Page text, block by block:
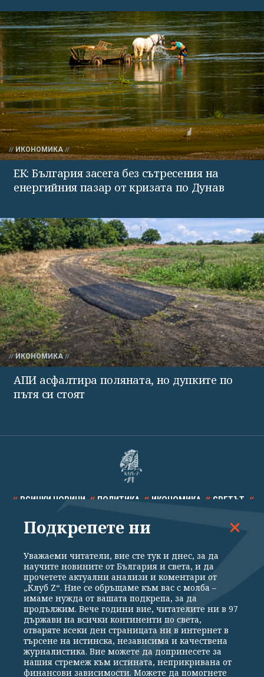
ИКОНОМИКА
ЕК: България засега без сътресения на
енергийния пазар от кризата по Дунав
ИКОНОМИКА
АПИ асфалтира поляната, но дупките по
пътя си стоят
ВСИЧКИ НОВИНИ ПОЛИТИКА ИКОНОМИКА СВЕТЪТ
СПОРТ КУЛТУРА ТЕХНОЛОГИИ КАЛЕЙДОСКОП
Общи условия
Политика за поверителност
Реклама
Партньори Контакти
За Клуб Z
Екип
Подкрепете ни
Подкрепете ни
Уважаеми читатели, вие сте тук и днес, за да
научите новините от България и света, и да
прочетете актуални анализи и коментари от
„Клуб Z“. Ние се обръщаме към вас с молба –
имаме нужда от вашата подкрепа, за да
продължим. Вече години вие, читателите ни в 97
държави на всички континенти по света,
отваряте всеки ден страницата ни в интернет в
търсене на истинска, независима и качествена
журналистика. Вие можете да допринесете за
нашия стремеж към истината, неприкривана от
финансови зависимости. Можете да помогнете